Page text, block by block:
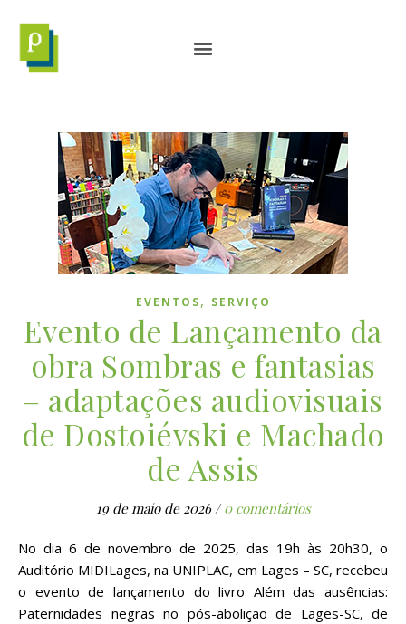
EVENTOS, SERVIÇO
Evento de Lançamento da
obra Sombras e fantasias
– adaptações audiovisuais
de Dostoiévski e Machado
de Assis
19 de maio de 2026 / 0 comentários
No dia 6 de novembro de 2025, das 19h às 20h30, o
Auditório MIDILages, na UNIPLAC, em Lages – SC, recebeu
o evento de lançamento do livro Além das ausências:
Paternidades negras no pós-abolição de Lages-SC, de